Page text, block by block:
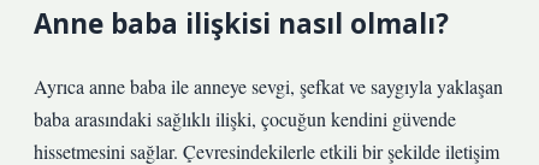
Anne baba ilişkisi nasıl olmalı?
Ayrıca anne baba ile anneye sevgi, şefkat ve saygıyla yaklaşan
baba arasındaki sağlıklı ilişki, çocuğun kendini güvende
hissetmesini sağlar. Çevresindekilerle etkili bir şekilde iletişim